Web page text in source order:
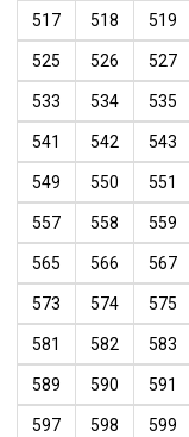
517 518 519
525 526 527
533 534 535
541 542 543
549 550 551
557 558 559
565 566 567
573 574 575
581 582 583
589 590 591
597 598 599